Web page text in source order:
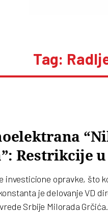
Tag:
Restrikcije
investicione opravke, što
je delovanje VD
Srbije Milorada